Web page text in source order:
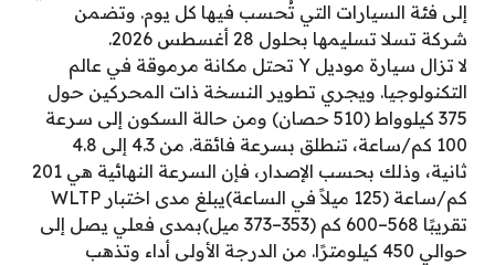
إلى فئة السيارات التي تُحسب فيها كل يوم. وتضمن
شركة تسلا تسليمها بحلول 28 أغسطس 2026.
لا تزال سيارة موديل Y تحتل مكانة مرموقة في عالم
التكنولوجيا. ويجري تطوير النسخة ذات المحركين حول
375 كيلوواط (510 حصان) ومن حالة السكون إلى سرعة
100 كم/ساعة، تنطلق بسرعة فائقة. من 4.3 إلى 4.8
ثانية، وذلك بحسب الإصدار، فإن السرعة النهائية هي 201
كم/ساعة (125 ميلاً في الساعة)يبلغ مدى اختبار WLTP
تقريبًا 568–600 كم (353–373 ميل)بمدى فعلي يصل إلى
حوالي 450 كيلومترًا. من الدرجة الأولى أداء وتذهب